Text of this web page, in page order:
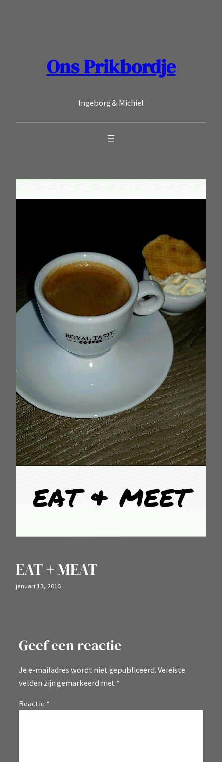
Ons Prikbordje
Ingeborg & Michiel
EAT + MEAT
januari 13, 2016
Geef een reactie
Je e-mailadres wordt niet gepubliceerd. Vereiste
velden zijn gemarkeerd met *
Reactie *